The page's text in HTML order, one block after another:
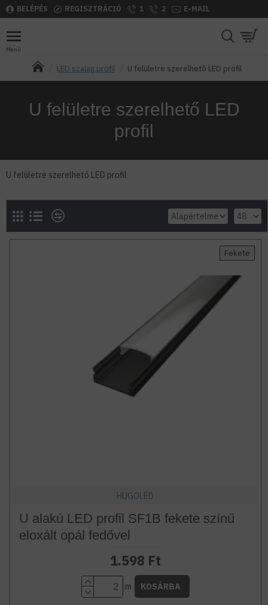
BELÉPÉS REGISZTRÁCIÓ 1 2 E-MAIL
LED szalag profil U felületre szerelhető LED profil
U felületre szerelhető LED
profil
U felületre szerelhető LED profil
Fekete
HUGOLED
U alakú LED profil SF1B fekete színű
eloxált opál fedővel
1.598 Ft
m KOSÁRBA